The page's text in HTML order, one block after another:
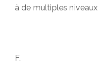
à de multiples
F.